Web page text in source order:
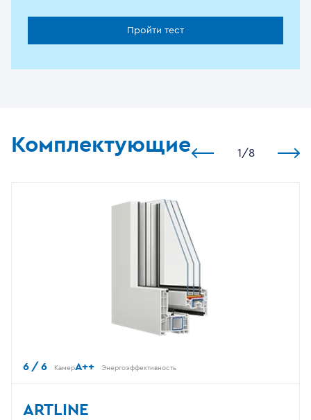
Пройти тест
Комплектующие 1 /8
6 / 6 КамерA++ Энергоэффективность
ARTLINE